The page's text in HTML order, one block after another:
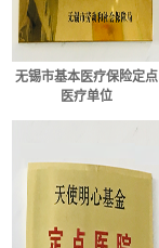
无锡市基本医疗保险定点
医疗单位